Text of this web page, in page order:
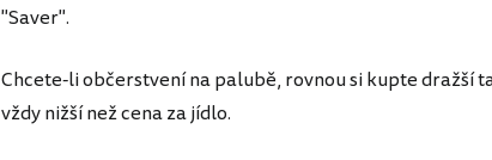
"Saver".
Chcete-li občerstvení na palubě, rovnou si kupte dražší
vždy nižší než cena za jídlo.